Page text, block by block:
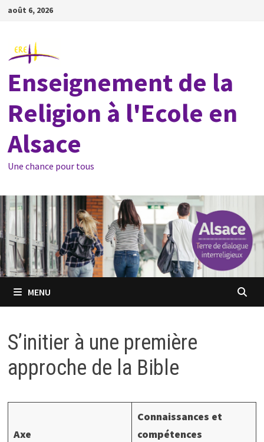
Passer
août 6, 2026
Enseignement de la
Religion à l'Ecole en
Alsace
Une chance pour tous
MENU
S’initier à une première
approche de la Bible
Axe
Connaissances et
compétences